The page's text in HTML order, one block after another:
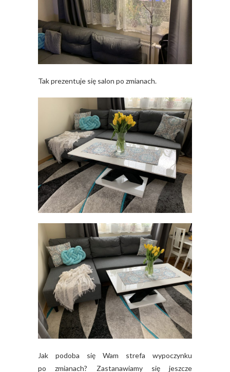
Tak prezentuje się salon po zmianach.
Jak podoba się Wam strefa wypoczynku
po zmianach? Zastanawiamy się jeszcze